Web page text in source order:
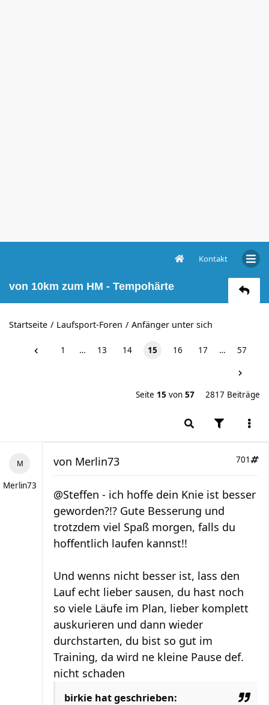
Kontakt
von 10km zum HM - Tempohärte
Startseite Laufsport-Foren Anfänger unter sich
1 … 13 14 15 16 17 … 57
Seite 15 von 57 2817 Beiträge
Merlin73
701
von Merlin73
@Steffen - ich hoffe dein Knie ist besser
geworden?!? Gute Besserung und
trotzdem viel Spaß morgen, falls du
hoffentlich laufen kannst!!
Und wenns nicht besser ist, lass den
Lauf echt lieber sausen, du hast noch
so viele Läufe im Plan, lieber komplett
auskurieren und dann wieder
durchstarten, du bist so gut im
Training, da wird ne kleine Pause def.
nicht schaden
birkie hat geschrieben: